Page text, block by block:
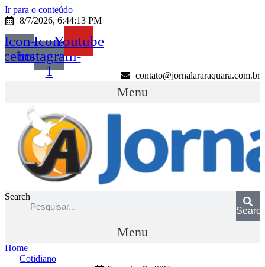
Ir para o conteúdo
8/7/2026, 6:44:13 PM
Icon-Icon-
instagram-
1
Youtube
contato@jornalararaquara.com.br
Menu
Search
Menu
Home
Cotidiano